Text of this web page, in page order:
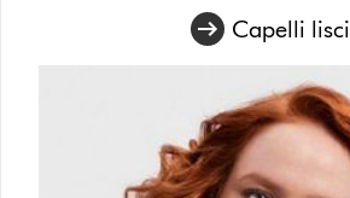
Capelli lisci